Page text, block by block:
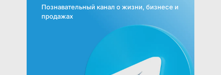
Познавательный канал о жизни, бизнесе и
продажах